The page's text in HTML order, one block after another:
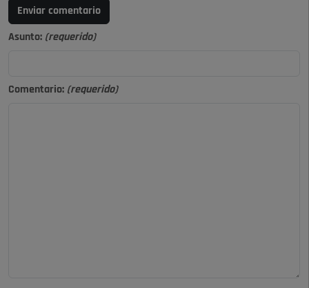
Enviar comentario
Asunto: (requerido)
Comentario: (requerido)